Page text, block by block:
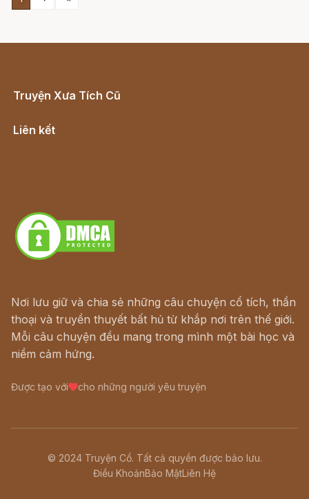
đại?
Truyện Xưa Tích Cũ
Liên kết
Nơi lưu giữ và chia sẻ những câu chuyện cổ tích, thần
thoại và truyền thuyết bất hủ từ khắp nơi trên thế giới.
Mỗi câu chuyện đều mang trong mình một bài học và
niềm cảm hứng.
Được tạo với cho những người yêu truyện
© 2024 Truyện Cổ. Tất cả quyền được bảo lưu.
Điều KhoảnBảo MậtLiên Hệ